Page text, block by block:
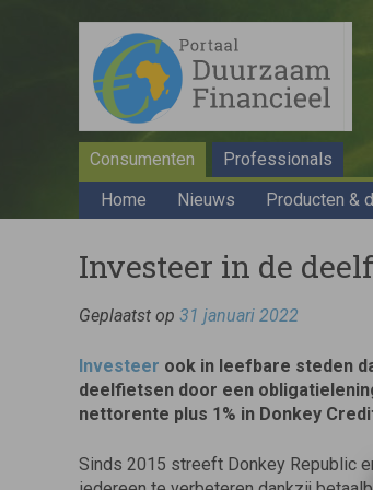
Consumenten
Professionals
Home
Nieuws Producten &
Investeer in de
Geplaatst op 31 januari 2022
Investeer ook in leefbare steden
deelfietsen door een
nettorente plus 1% in Donkey
Sinds 2015 streeft Donkey Republic